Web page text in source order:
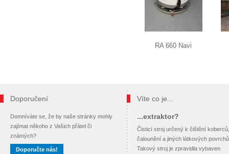
RA 660 Navi
Doporučení
Domníváte se, že by naše stránky mohly
zajímat někoho z Vašich přátel či
známých?
Doporučte nás!
Víte co je...
...extraktor?
Čisticí stroj určený k čištění koberců,
čalounění a jiných látkových
Takový stroj je zpravidla vybaven